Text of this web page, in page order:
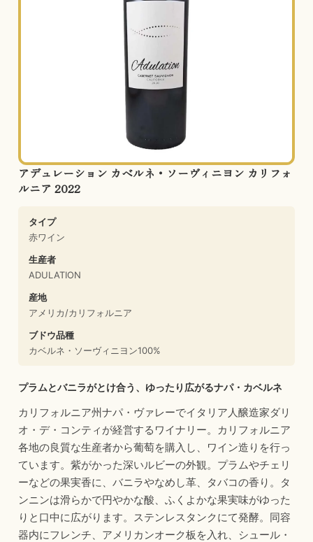
アデュレーション カベルネ・ソーヴィニヨン カリフォ
ルニア 2022
タイプ
赤ワイン
生産者
ADULATION
産地
アメリカ/カリフォルニア
ブドウ品種
カベルネ・ソーヴィニヨン100%
プラムとバニラがとけ合う、ゆったり広がるナパ・カベルネ
カリフォルニア州ナパ・ヴァレーでイタリア人醸造家ダリ
オ・デ・コンティが経営するワイナリー。カリフォルニア
各地の良質な生産者から葡萄を購入し、ワイン造りを行っ
ています。紫がかった深いルビーの外観。プラムやチェリ
ーなどの果実香に、バニラやなめし革、タバコの香り。タ
ンニンは滑らかで円やかな酸、ふくよかな果実味がゆった
りと口中に広がります。ステンレスタンクにて発酵。同容
器内にフレンチ、アメリカンオーク板を入れ、シュール・